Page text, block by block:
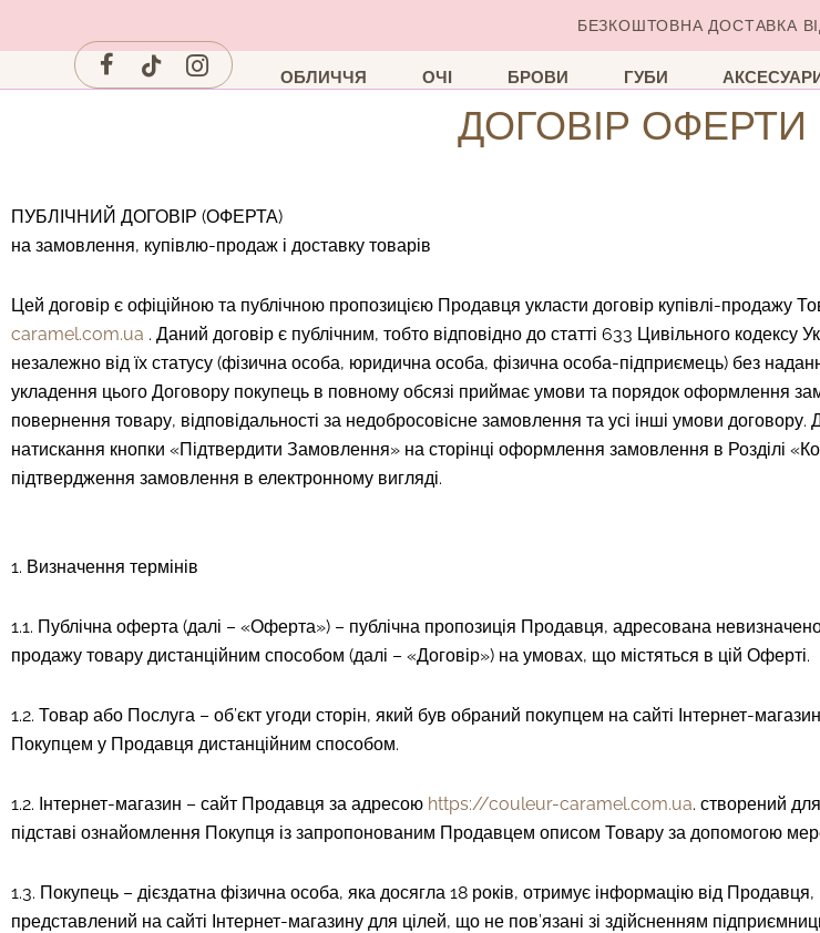
БЕЗКОШТОВНА ДОСТАВКА
ОБЛИЧЧЯ ОЧІ БРОВИ ГУБИ
ДОГОВІР ОФЕРТИ
ПУБЛІЧНИЙ ДОГОВІР (ОФЕРТА)
на замовлення, купівлю-продаж і доставку товарів
Цей договір є офіційною та публічною пропозицією Продавця укласти договір купівлі-продажу
caramel.com.ua . Даний договір є публічним, тобто відповідно до статті 633 Цивільного кодексу
незалежно від їх статусу (фізична особа, юридична особа, фізична особа-підприємець) без
укладення цього Договору покупець в повному обсязі приймає умови та порядок оформлення
повернення товару, відповідальності за недобросовісне замовлення та усі інші умови
натискання кнопки «Підтвердити Замовлення» на сторінці оформлення замовлення в Розділі
підтвердження замовлення в електронному вигляді.
1. Визначення термінів
1.1. Публічна оферта (далі – «Оферта») – публічна пропозиція Продавця, адресована
продажу товару дистанційним способом (далі – «Договір») на умовах, що містяться в цій Оферті.
1.2. Товар або Послуга – об’єкт угоди сторін, який був обраний покупцем на сайті Інтернет-
Покупцем у Продавця дистанційним способом.
1.2. Інтернет-магазин – сайт Продавця за адресою https://couleur-caramel.com.ua. створений
підставі ознайомлення Покупця із запропонованим Продавцем описом Товару за допомогою
1.3. Покупець – дієздатна фізична особа, яка досягла 18 років, отримує інформацію від
представлений на сайті Інтернет-магазину для цілей, що не пов’язані зі здійсненням